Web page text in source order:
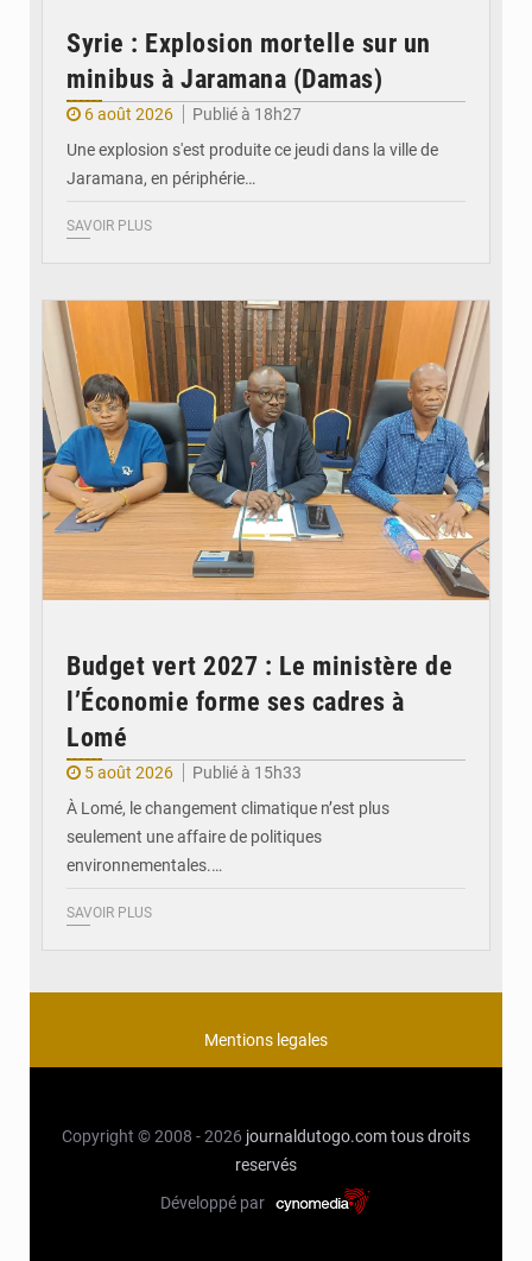
Syrie : Explosion mortelle sur un
minibus à Jaramana (Damas)
6 août 2026
Publié à 18h27
Une explosion s'est produite ce jeudi dans la ville de
Jaramana, en périphérie…
SAVOIR PLUS
Budget vert 2027 : Le ministère de
l’Économie forme ses cadres à
Lomé
5 août 2026
Publié à 15h33
À Lomé, le changement climatique n’est plus
seulement une affaire de politiques
environnementales.…
SAVOIR PLUS
Mentions legales
Copyright © 2008 - 2026 journaldutogo.comtous droits
reservés
Développé par